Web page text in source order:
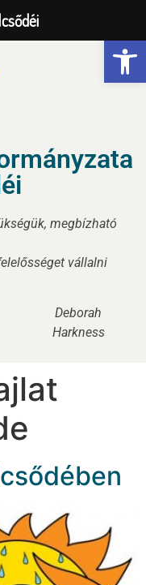
megbízható
vállalni
Deborah
Harkness